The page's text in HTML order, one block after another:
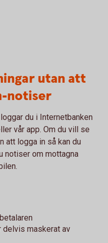
utan att
notiser
du i Internetbanken
vår app. Om du vill se
att logga in så kan du
notiser om mottagna
delvis maskerat av